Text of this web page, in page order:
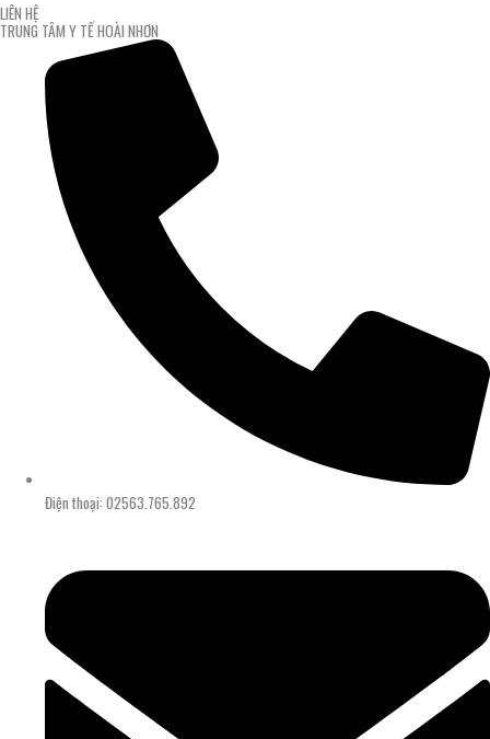
LIÊN HỆ
TRUNG TÂM Y TẾ HOÀI NHƠN
Điện thoại: 02563.765.892